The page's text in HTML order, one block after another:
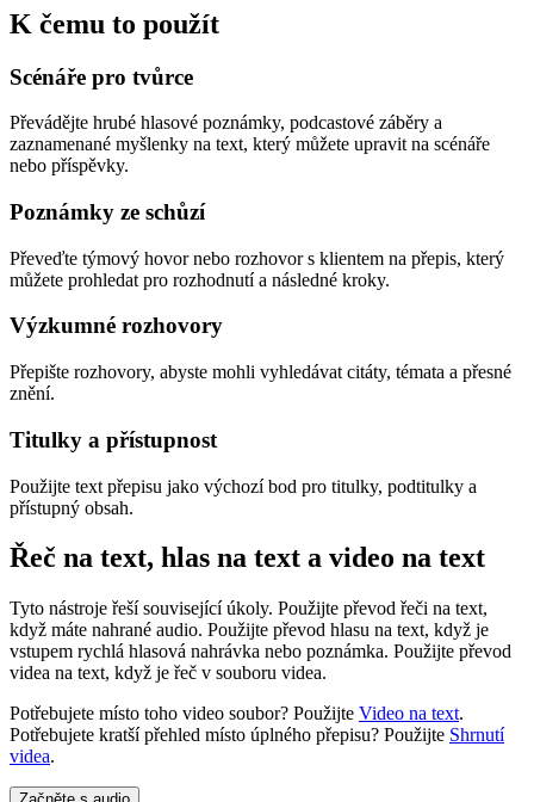
K čemu to použít
Scénáře pro tvůrce
Převádějte hrubé hlasové poznámky, podcastové záběry a
zaznamenané myšlenky na text, který můžete upravit na scénáře
nebo příspěvky.
Poznámky ze schůzí
Převeďte týmový hovor nebo rozhovor s klientem na přepis, který
můžete prohledat pro rozhodnutí a následné kroky.
Výzkumné rozhovory
Přepište rozhovory, abyste mohli vyhledávat citáty, témata a přesné
znění.
Titulky a přístupnost
Použijte text přepisu jako výchozí bod pro titulky, podtitulky a
přístupný obsah.
Řeč na text, hlas na text a video na text
Tyto nástroje řeší související úkoly. Použijte převod řeči na text,
když máte nahrané audio. Použijte převod hlasu na text, když je
vstupem rychlá hlasová nahrávka nebo poznámka. Použijte převod
videa na text, když je řeč v souboru videa.
Potřebujete místo toho video soubor? Použijte Video na text.
Potřebujete kratší přehled místo úplného přepisu? Použijte Shrnutí
videa.